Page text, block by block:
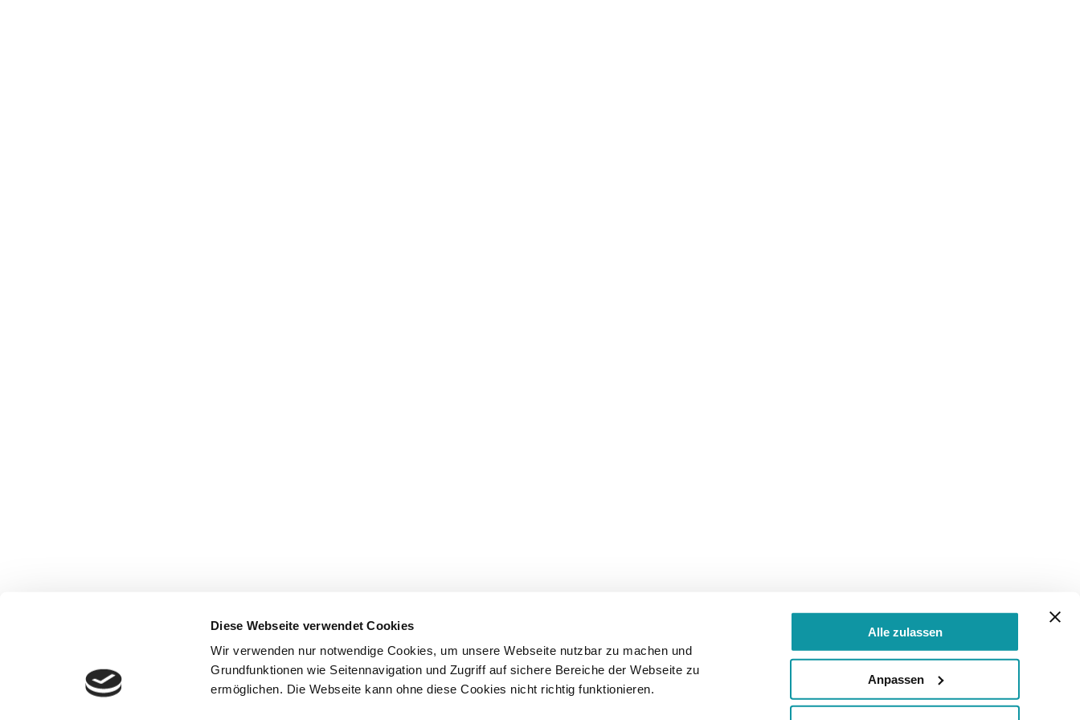
Diese Webseite verwendet Cookies
Wir verwenden nur notwendige Cookies, um unsere Webseite nutzbar zu machen und
Grundfunktionen wie Seitennavigation und Zugriff auf sichere Bereiche der Webseite zu
ermöglichen. Die Webseite kann ohne diese Cookies nicht richtig funktionieren.
Alle zulassen
Anpassen